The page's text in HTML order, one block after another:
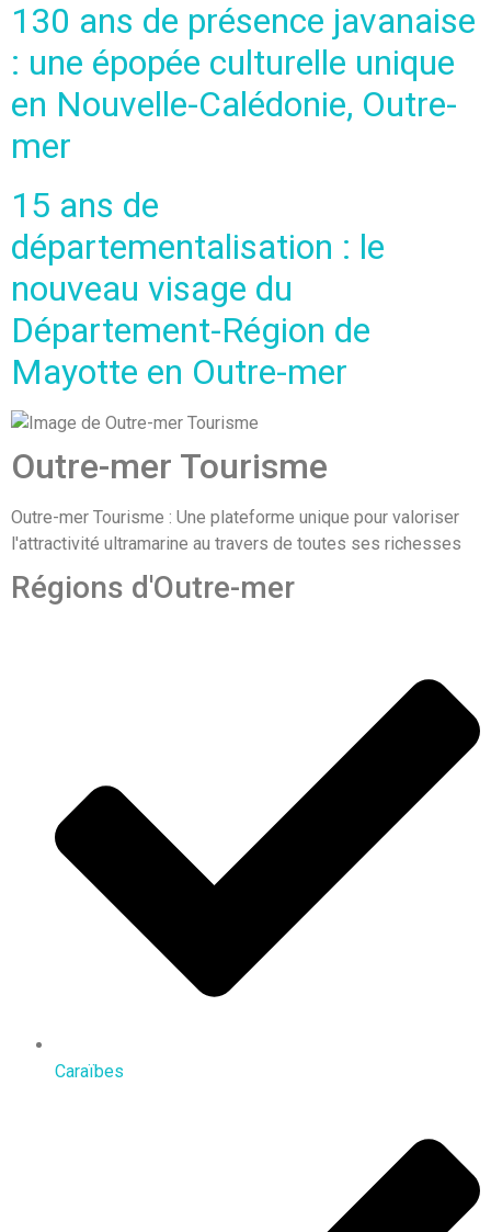
130 ans de présence javanaise
: une épopée culturelle unique
en Nouvelle-Calédonie, Outre-
mer
15 ans de
départementalisation : le
nouveau visage du
Département-Région de
Mayotte en Outre-mer
Outre-mer Tourisme
Outre-mer Tourisme : Une plateforme unique pour valoriser
l'attractivité ultramarine au travers de toutes ses richesses
Régions d'Outre-mer
Caraïbes